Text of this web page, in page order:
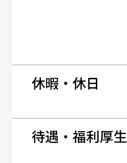
休暇・休日
待遇・福利厚生